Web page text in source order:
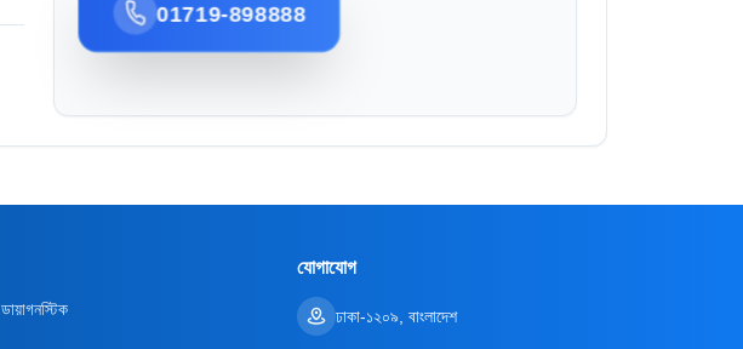
01719-898888
ডায়াগনস্টিক
যোগাযোগ
ঢাকা-১২০৯, বাংলাদেশ